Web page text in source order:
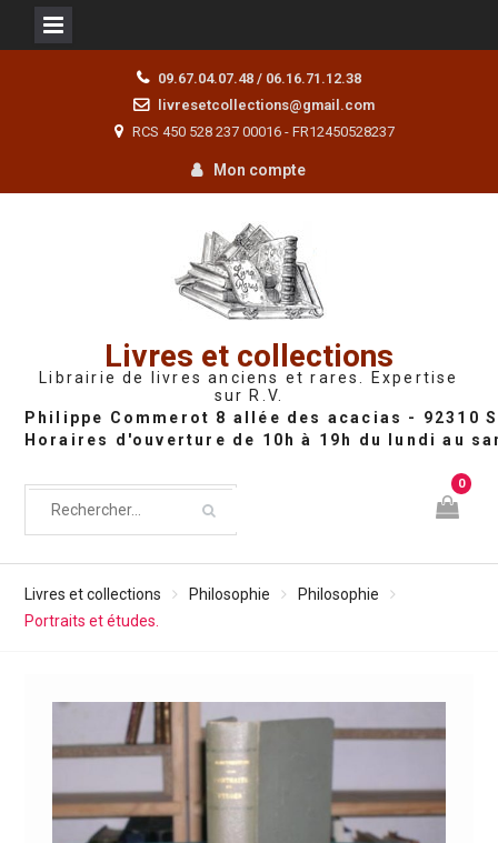
09.67.04.07.48 / 06.16.71.12.38
livresetcollections@gmail.com
RCS 450 528 237 00016 - FR12450528237
Mon compte
Livres et collections
Librairie de livres anciens et rares. Expertise
sur R.V.
0
Livres et collections Philosophie
Philosophie
Portraits et études.